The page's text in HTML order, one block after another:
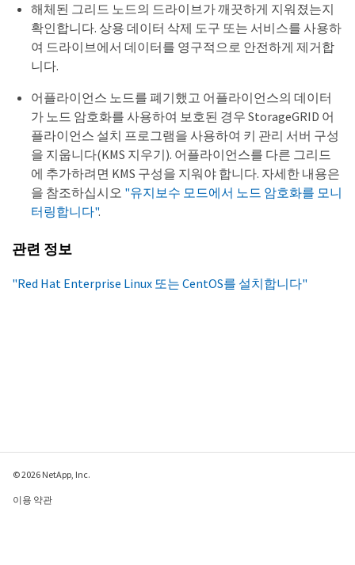
해체된 그리드 노드의 드라이브가 깨끗하게 지워졌는지
확인합니다. 상용 데이터 삭제 도구 또는 서비스를 사용하
여 드라이브에서 데이터를 영구적으로 안전하게 제거합
니다.
어플라이언스 노드를 폐기했고 어플라이언스의 데이터
가 노드 암호화를 사용하여 보호된 경우 StorageGRID 어
플라이언스 설치 프로그램을 사용하여 키 관리 서버 구성
을 지웁니다(KMS 지우기). 어플라이언스를 다른 그리드
에 추가하려면 KMS 구성을 지워야 합니다. 자세한 내용은
을 참조하십시오 "유지보수 모드에서 노드 암호화를 모니
터링합니다".
관련 정보
"Red Hat Enterprise Linux 또는 CentOS를 설치합니다"
© 2026 NetApp, Inc.
이용 약관